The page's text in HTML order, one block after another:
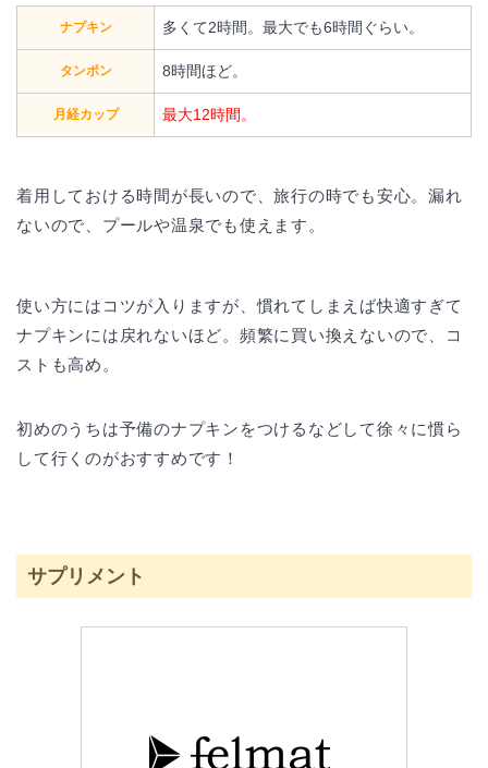
ナプキン 多くて2時間。最大でも6時間ぐらい。
タンポン 8時間ほど。
月経カップ 最大12時間。
着用しておける時間が長いので、旅行の時でも安心。漏れ
ないので、プールや温泉でも使えます。
使い方にはコツが入りますが、慣れてしまえば快適すぎて
ナプキンには戻れないほど。頻繁に買い換えないので、コ
ストも高め。
初めのうちは予備のナプキンをつけるなどして徐々に慣ら
して行くのがおすすめです！
サプリメント